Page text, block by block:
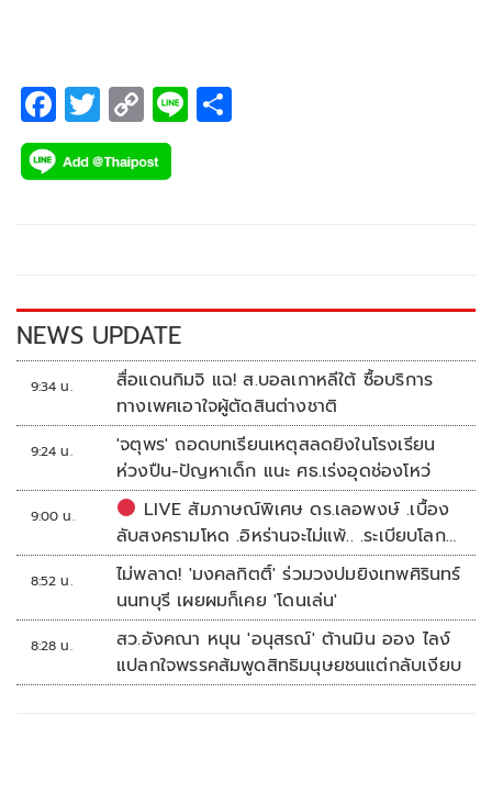
F
ac
e
k
T
wi
tt
C
o
p
k
Li
NEWS UPDATE
9:34 น.
สื่อแดนกิมจิ แฉ! ส.บอลเกาหลีใต้ ซื้อบริการ
ทางเพศเอาใจผู้ตัดสินต่างชาติ
9:24 น.
'จตุพร' ถอดบทเรียนเหตุสลดยิงในโรงเรียน
ห่วงปืน-ปัญหาเด็ก แนะ ศธ.เร่งอุดช่องโหว่
9:00 น.
LIVE สัมภาษณ์พิเศษ ดร.เลอพงษ์ .เบื้อง
ลับสงครามโหด .อิหร่านจะไม่แพ้.. .ระเบียบโลก
ใหม่ในตะวันออกกลาง…. | อิสรภาพแห่งความ
คิด กับ..สำราญ รอดเพชร
8:52 น.
ไม่พลาด! 'มงคลกิตติ์' ร่วมวงปมยิงเทพศิรินทร์
นนทบุรี เผยผมก็เคย 'โดนเล่น'
8:28 น.
สว.อังคณา หนุน 'อนุสรณ์' ต้านมิน ออง ไลง์
แปลกใจพรรคส้มพูดสิทธิมนุษยชนแต่กลับเงียบ